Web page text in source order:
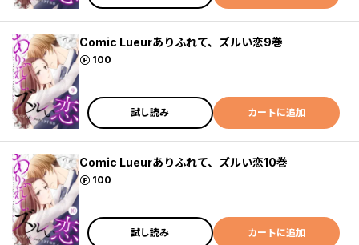
Comic Lueurありふれて、ズルい恋9巻
100
ポイント
試し読み カートに追加
Comic Lueurありふれて、ズルい恋10巻
100
ポイント
試し読み カートに追加